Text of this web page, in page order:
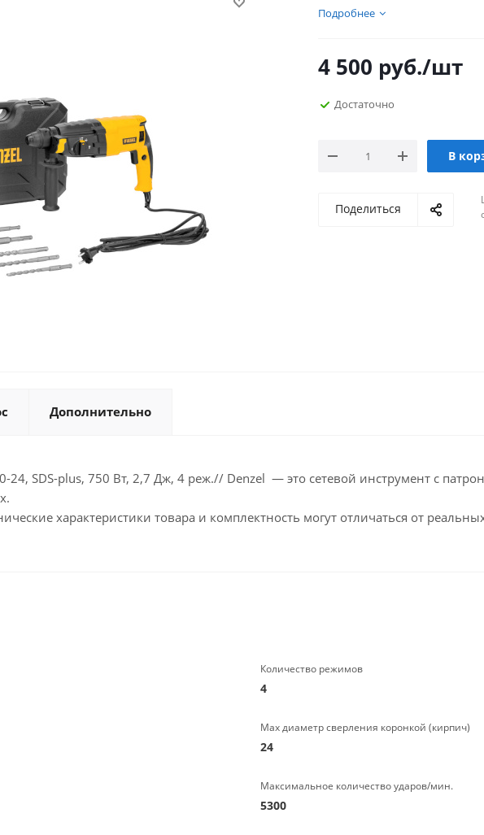
Подробнее
4 500 руб./шт
Достаточно
В
Поделиться
Дополнительно
24, SDS-plus, 750 Вт, 2,7 Дж, 4 реж.// Denzel — это сетевой инструмент с
характеристики товара и комплектность могут отличаться от
Количество режимов
4
Max диаметр сверления коронкой (кирпич)
24
Максимальное количество ударов/мин.
5300